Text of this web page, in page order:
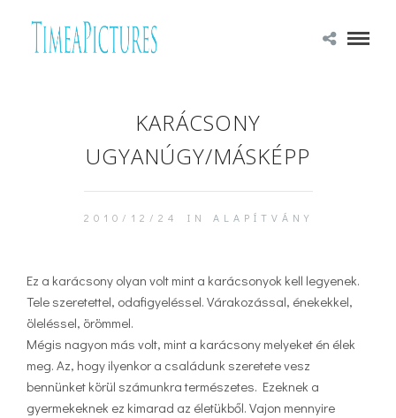
KARÁCSONY
UGYANÚGY/MÁSKÉPP
2010/12/24 IN ALAPÍTVÁNY
Ez a karácsony olyan volt mint a karácsonyok kell legyenek.
Tele szeretettel, odafigyeléssel. Várakozással, énekekkel,
öleléssel, örömmel.
Mégis nagyon más volt, mint a karácsony melyeket én élek
meg. Az, hogy ilyenkor a családunk szeretete vesz
bennünket körül számunkra természetes. Ezeknek a
gyermekeknek ez kimarad az életükből. Vajon mennyire